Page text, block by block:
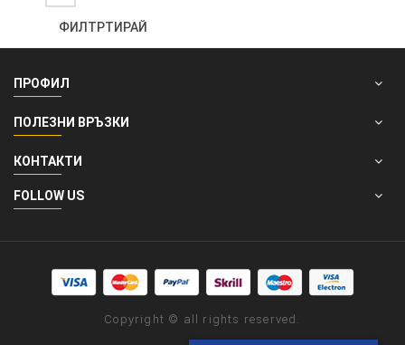
ФИЛТРТИРАЙ
ПРОФИЛ
ПОЛЕЗНИ ВРЪЗКИ
КОНТАКТИ
FOLLOW US
Copyright © all rights reserved.